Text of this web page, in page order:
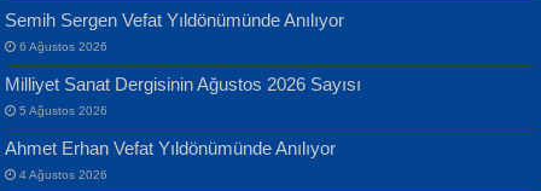
MUSTAFA KELOĞLU
Yarına İz Bırakmak...
Yılmaz Ekinci
Geceye Söylenen...
Semih Sergen Vefat Yıldönümünde Anılıyor
6 Ağustos 2026
Milliyet Sanat Dergisinin Ağustos 2026 Sayısı
5 Ağustos 2026
Ahmet Erhan Vefat Yıldönümünde Anılıyor
4 Ağustos 2026